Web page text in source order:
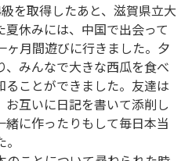
を取得したあと、滋賀県立大
休みには、中国で出会って
ヶ月間遊びに行きました。夕
みんなで大きな西瓜を食べ
ることができました。友達は
お互いに日記を書いて添削し
緒に作ったりもして毎日本当